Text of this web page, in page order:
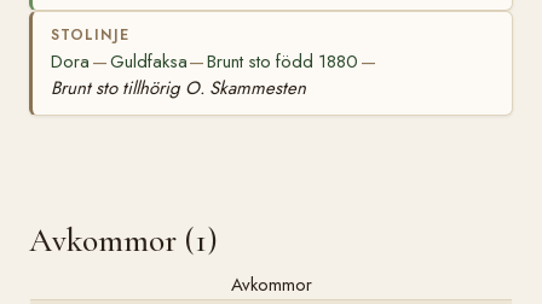
STOLINJE
Dora —Guldfaksa—Brunt sto född 1880 —
Brunt sto tillhörig O. Skammesten
Avkommor (1)
Avkommor